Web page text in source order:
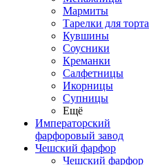
Мармиты
Тарелки для торта
Кувшины
Соусники
Креманки
Салфетницы
Икорницы
Супницы
Ещё
Императорский
фарфоровый завод
Чешский фарфор
Чешский фарфор